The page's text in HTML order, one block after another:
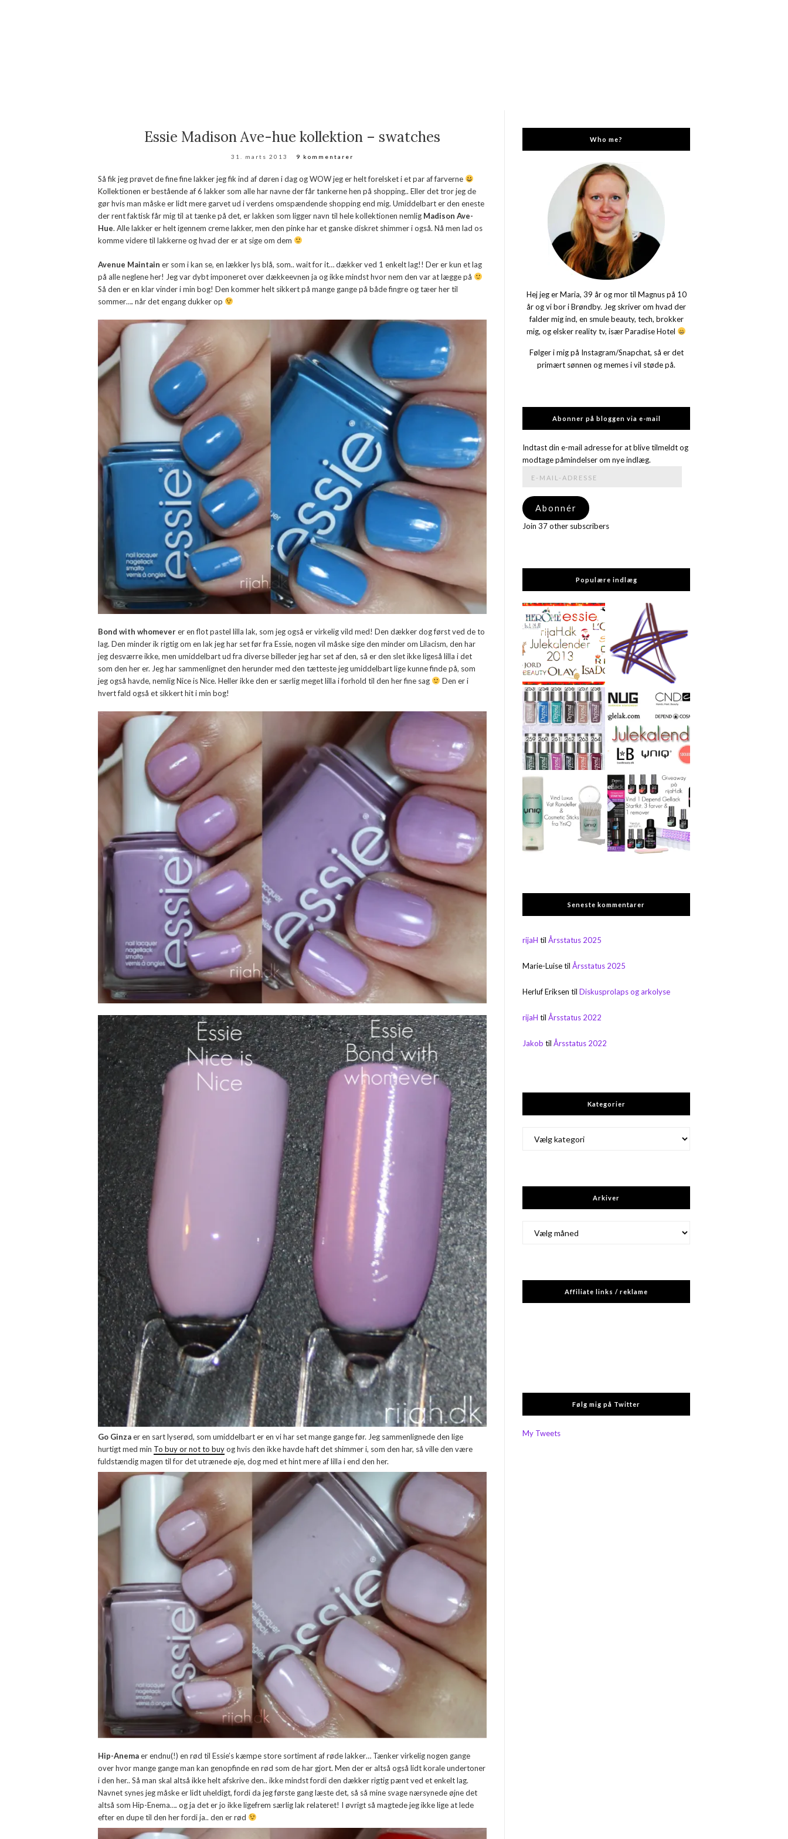
Essie Madison Ave-hue kollektion – swatches
31. marts 2013 9 kommentarer
Så fik jeg prøvet de fine fine lakker jeg fik ind af døren i dag og WOW jeg er helt forelsket i et par af farverne
Kollektionen er bestående af 6 lakker som alle har navne der får tankerne hen på shopping.. Eller det tror jeg de
gør hvis man måske er lidt mere garvet ud i verdens omspændende shopping end mig. Umiddelbart er den eneste
der rent faktisk får mig til at tænke på det, er lakken som ligger navn til hele kollektionen nemlig Madison Ave-
Hue. Alle lakker er helt igennem creme lakker, men den pinke har et ganske diskret shimmer i også. Nå men lad os
komme videre til lakkerne og hvad der er at sige om dem
Avenue Maintain er som i kan se, en lækker lys blå, som.. wait for it… dækker ved 1 enkelt lag!! Der er kun et lag
på alle neglene her! Jeg var dybt imponeret over dækkeevnen ja og ikke mindst hvor nem den var at lægge på
Så den er en klar vinder i min bog! Den kommer helt sikkert på mange gange på både fingre og tæer her til
sommer…. når det engang dukker op
Bond with whomeverer en flot pastel lilla lak, som jeg også er virkelig vild med! Den dækker dog først ved de to
lag. Den minder ik rigtig om en lak jeg har set før fra Essie, nogen vil måske sige den minder om Lilacism, den har
jeg desværre ikke, men umiddelbart ud fra diverse billeder jeg har set af den, så er den slet ikke ligeså lilla i det
som den her er. Jeg har sammenlignet den herunder med den tætteste jeg umiddelbart lige kunne finde på, som
jeg også havde, nemlig Nice is Nice. Heller ikke den er særlig meget lilla i forhold til den her fine sag
Den er i
hvert fald også et sikkert hit i min bog!
Go Ginzaer en sart lyserød, som umiddelbart er en vi har set mange gange før. Jeg sammenlignede den lige
hurtigt med min To buy or not to buyog hvis den ikke havde haft det shimmer i, som den har, så ville den være
fuldstændig magen til for det utrænede øje, dog med et hint mere af lilla i end den her.
Hip-Anemaer endnu(!) en rød til Essie’s kæmpe store sortiment af røde lakker… Tænker virkelig nogen gange
over hvor mange gange man kan genopfinde en rød som de har gjort. Men der er altså også lidt korale undertoner
i den her.. Så man skal altså ikke helt afskrive den.. ikke mindst fordi den dækker rigtig pænt ved et enkelt lag.
Navnet synes jeg måske er lidt uheldigt, fordi da jeg første gang læste det, så så mine svage nærsynede øjne det
altså som Hip-Enema…. og ja det er jo ikke ligefrem særlig lak relateret! I øvrigt så magtede jeg ikke lige at lede
efter en dupe til den her fordi ja.. den er rød
Who me?
Hej jeg er Maria, 39 år og mor til Magnus på 10
år og vi bor i Brøndby. Jeg skriver om hvad der
falder mig ind, en smule beauty, tech, brokker
mig, og elsker reality tv, især Paradise Hotel
Følger i mig på Instagram/Snapchat, så er det
primært sønnen og memes i vil støde på.
Abonner på bloggen via e-mail
Indtast din e-mail adresse for at blive tilmeldt og
modtage påmindelser om nye indlæg.
adresse
Abonnér
Join 37 other subscribers
Populære indlæg
Seneste kommentarer
rijaH tilÅrsstatus 2025
Marie-LuisetilÅrsstatus 2025
Herluf Eriksen tilDiskusprolaps og arkolyse
rijaH tilÅrsstatus 2022
Jakob tilÅrsstatus 2022
Kategorier
Arkiver
Affiliate links / reklame
Følg mig på Twitter
My Tweets